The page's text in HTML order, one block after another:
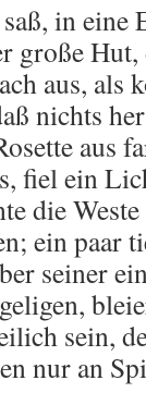
in eine
große
aus, als
nichts
aus
fiel ein
die
ein paar
seiner
sein,
nur an